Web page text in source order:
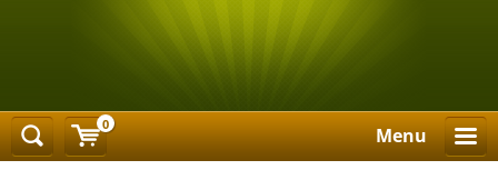
Menu
0